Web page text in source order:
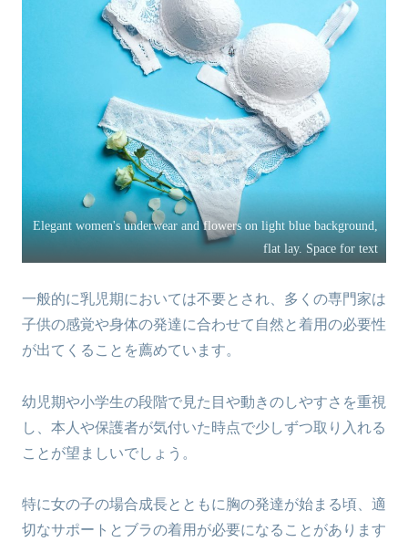
Elegant women's underwear and flowers on light blue background,
flat lay. Space for text
一般的に乳児期においては不要とされ、多くの専門家は
子供の感覚や身体の発達に合わせて自然と着用の必要性
が出てくることを薦めています。
幼児期や小学生の段階で見た目や動きのしやすさを重視
し、本人や保護者が気付いた時点で少しずつ取り入れる
ことが望ましいでしょう。
特に女の子の場合成長とともに胸の発達が始まる頃、適
切なサポートとブラの着用が必要になることがあります